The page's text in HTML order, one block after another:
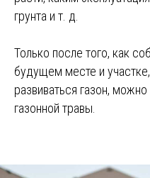
грунта и т. д.
Только после того, как
будущем месте и
развиваться газон,
газонной травы.